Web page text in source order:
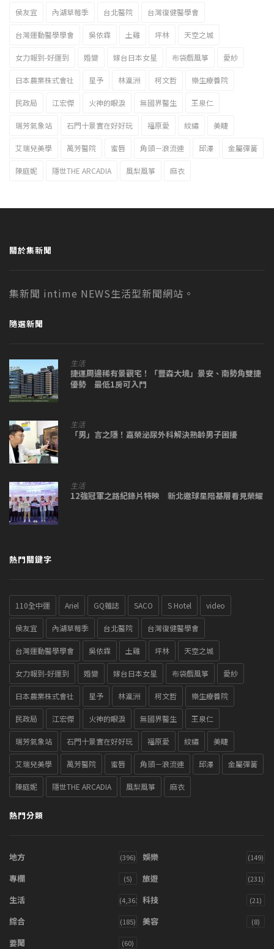
侯友宜 內湖草莓季 台北醫院 台灣復健醫學會
台灣運動醫學學會 吳依霖 土雞 坪林 天空之城
女力報到-好運到 婚變 嫁台日本女星 布袋戲風箏 愛紗
日本農業株式會社 星予 林瀛洲 柯文哲 樂生療養院
民政局 江宏傑 火神的眼淚 無國界醫生 王泉仁
瑞芳氣象站 石門十景實在好好玩 福原愛 紋繡 美睫
艾瑞兒美學 萬芳醫院 蜜唇 角頭－浪流連 邱澤 金屬彈簧
陳庭妮 隱世THE ARCADIA 風梨風箏 麻衣
關於集新聞
集新聞 intime NEWS生活型新聞網站。
隨選新聞
生活
捷運周邊稀有景觀宅！「豐森大境」景安、南勢角雙捷
優勢 最低1房可入門
生活
「男」言之隱！嘉榮泌尿外科解決熟齡男子困擾
生活
12強冠軍之路紀錄片特映 新北邀球星陪基層看見榮耀
熱門關鍵字
110全中運 Ariel GQ雜誌 SACO S Hotel video
侯友宜 內湖草莓季 台北醫院 台灣復健醫學會
台灣運動醫學學會 吳依霖 土雞 坪林 天空之城
女力報到-好運到 婚變 嫁台日本女星 布袋戲風箏 愛紗
日本農業株式會社 星予 林瀛洲 柯文哲 樂生療養院
民政局 江宏傑 火神的眼淚 無國界醫生 王泉仁
瑞芳氣象站 石門十景實在好好玩 福原愛 紋繡 美睫
艾瑞兒美學 萬芳醫院 蜜唇 角頭－浪流連 邱澤 金屬彈簧
陳庭妮 隱世THE ARCADIA 風梨風箏 麻衣
熱門分類
地方 (396) 娛樂 (149)
專欄 (5) 旅遊 (231)
生活 (4,361) 科技 (21)
綜合 (185) 美容 (8)
要聞 (60)